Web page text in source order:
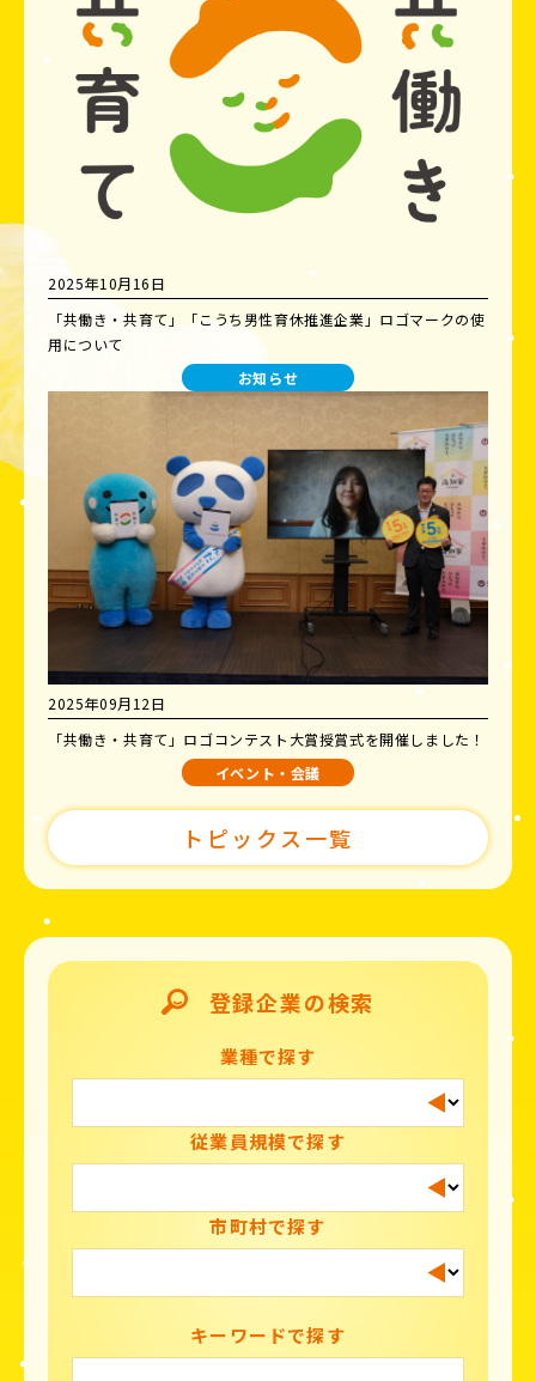
2025年10月16日
「共働き・共育て」「こうち男性育休推進企業」ロゴマークの使
用について
お知らせ
2025年09月12日
「共働き・共育て」ロゴコンテスト大賞授賞式を開催しました！
イベント・会議
トピックス一覧
登録企業の検索
業種で探す
従業員規模で探す
市町村で探す
キーワードで探す